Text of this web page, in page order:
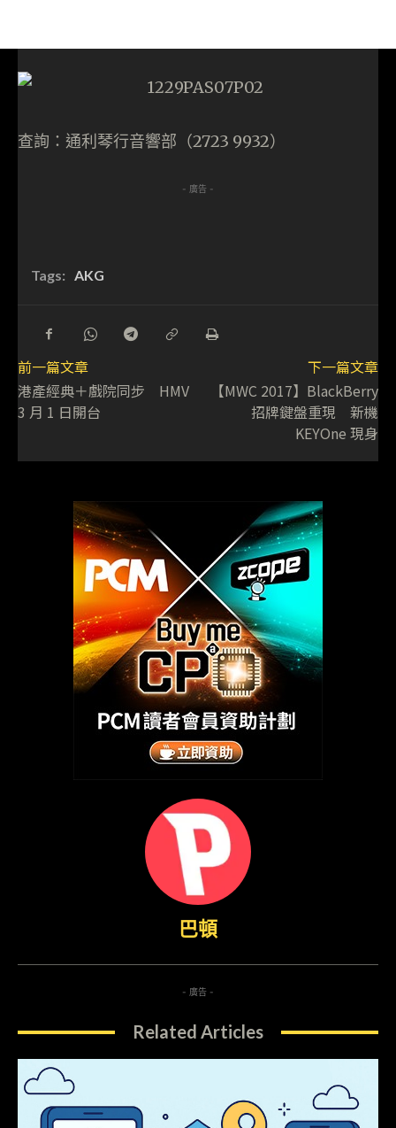
查詢：通利琴行音響部（2723 9932）
- 廣告 -
Tags: AKG
前一篇文章
港產經典＋戲院同步 HMV
3 月 1 日開台
下一篇文章
【MWC 2017】BlackBerry
招牌鍵盤重現 新機
KEYOne 現身
巴頓
- 廣告 -
Related Articles